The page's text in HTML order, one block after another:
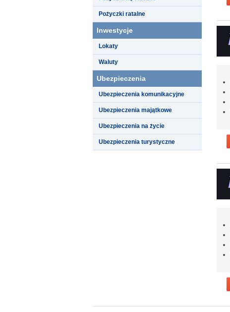
Pożyczki ratalne
Inwestycje
Lokaty
Waluty
Ubezpieczenia
Ubezpieczenia komunikacyjne
Ubezpieczenia majątkowe
Ubezpieczenia na życie
Ubezpieczenia turystyczne